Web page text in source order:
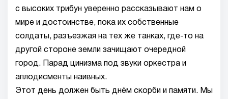
с высоких трибун уверенно рассказывают нам о
мире и достоинстве, пока их собственные
солдаты, разъезжая на тех же танках, где-то на
другой стороне земли зачищают очередной
город. Парад цинизма под звуки оркестра и
аплодисменты наивных.
Этот день должен быть днём скорби и памяти. Мы